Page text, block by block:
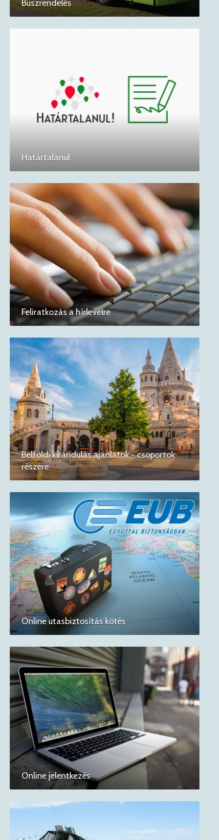
Buszrendelés
Határtalanul
Feliratkozás a hírlevélre
Belföldi kirándulás ajánlatok - csoportok
részére
Online utasbiztosítás kötés
Online jelentkezés